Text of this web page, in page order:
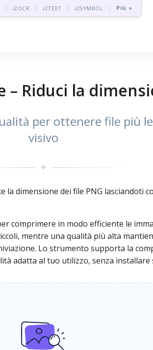
i2OCR i2TEXT i2SYMBOL Più »
– Riduci la
per ottenere file più
visivo
✧
dimensione dei file PNG lasciandoti
comprimere in modo efficiente le
mentre una qualità più alta
Lo strumento supporta la
adatta al tuo utilizzo, senza installare